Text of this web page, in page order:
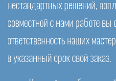
нестандартных решений,
совместной с нами работе вы
ответственность наших
в указанный срок свой заказ.